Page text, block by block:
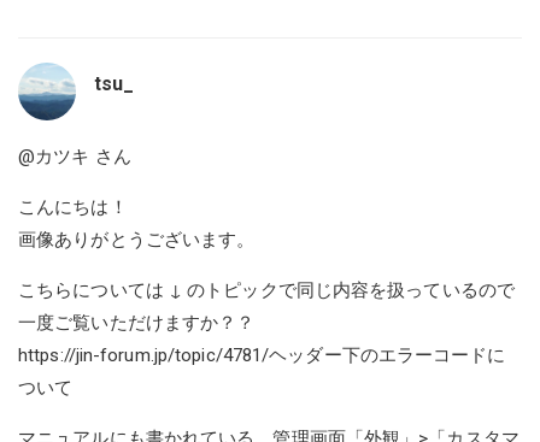
tsu_
@カツキ さん
こんにちは！
画像ありがとうございます。
こちらについては ↓ のトピックで同じ内容を扱っているので
一度ご覧いただけますか？？
https://jin-forum.jp/topic/4781/ヘッダー下のエラーコードに
ついて